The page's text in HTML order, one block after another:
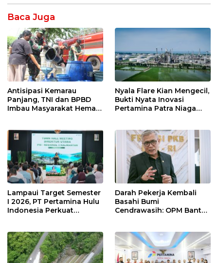
Baca Juga
Antisipasi Kemarau
Panjang, TNI dan BPBD
Imbau Masyarakat Hemat
Nyala Flare Kian Mengecil,
Bukti Nyata Inovasi
Pertamina Patra Niaga
Lampaui Target Semester
I 2026, PT Pertamina Hulu
Indonesia Perkuat
Keselamatan Kerja
Darah Pekerja Kembali
Basahi Bumi
Cendrawasih: OPM Bantai